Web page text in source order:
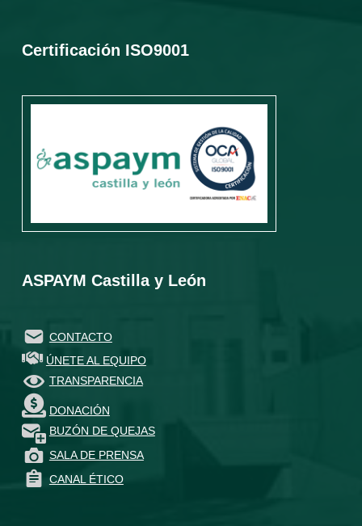
Certificación ISO9001
ASPAYM Castilla y León
CONTACTO
ÚNETE AL EQUIPO
TRANSPARENCIA
DONACIÓN
BUZÓN DE QUEJAS
SALA DE PRENSA
CANAL ÉTICO